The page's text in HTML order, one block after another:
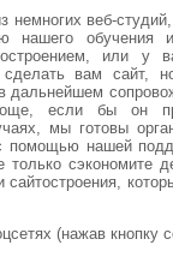
веб-студий,
обучения
или у
сделать вам сайт,
дальнейшем
если бы он
мы готовы
помощью нашей
сэкономите
(нажав кнопку